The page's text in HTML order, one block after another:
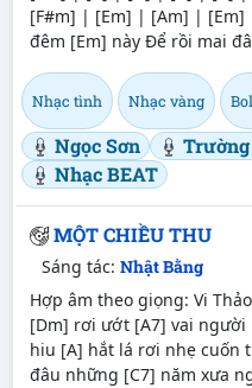
[F#m] | [Em] | [Am] | [Em]
đêm [Em] này Để rồi mai
Nhạc tình Nhạc vàng
Ngọc Sơn
Nhạc BEAT
MỘT CHIỀU THU
Sáng tác: Nhật Bằng
Hợp âm theo giọng: Vi
[Dm] rơi ướt [A7] vai người
hiu [A] hắt lá rơi nhẹ cuốn
đâu những [C7] năm xưa